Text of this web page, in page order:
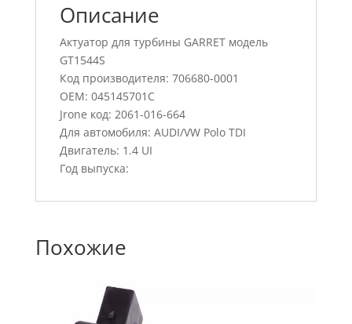
Описание
Актуатор для турбины GARRET модель
GT1544S
Код производителя: 706680-0001
OEM: 045145701C
Jrone код: 2061-016-664
Для автомобиля: AUDI/VW Polo TDI
Двигатель: 1.4 UI
Год выпуска:
Похожие